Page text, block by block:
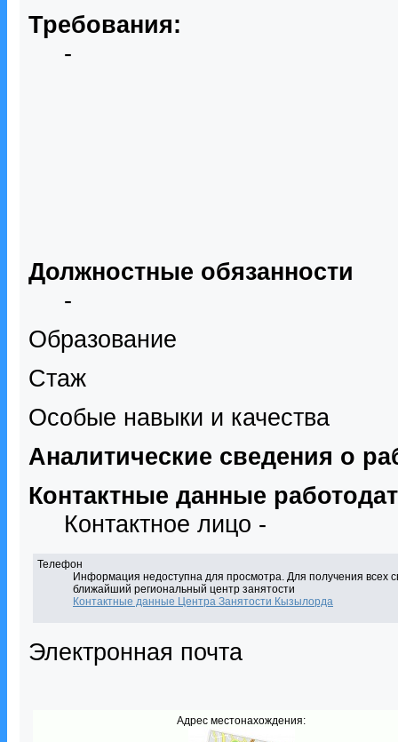
Требования:
-
Должностные обязанности
-
Образование
Стаж
Особые навыки и качества
Аналитические сведения о
Контактные данные
Контактное лицо -
Телефон
Информация недоступна для просмотра. Для получения всех
ближайший региональный центр занятости
Контактные данные Центра Занятости Кызылорда
Электронная почта
Адрес местонахождения: